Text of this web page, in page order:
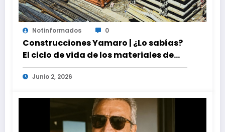
Notinformados 0
Construcciones Yamaro | ¿Lo sabías?
El ciclo de vida de los materiales de
construcción revoluciona eficiencia
en proyectos modernos
Junio 2, 2026